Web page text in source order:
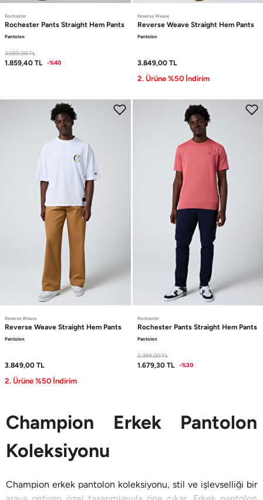
Rochester
Rochester Pants Straight Hem Pants
Pantolon
3.099,00TL
1.859,40 TL -%40
Reverse Weave
Reverse Weave Straight Hem Pants
Pantolon
3.849,00 TL
2. Ürüne %50 İndirim
Reverse Weave
Reverse Weave Straight Hem Pants
Pantolon
3.849,00 TL
2. Ürüne %50 İndirim
Rochester
Rochester Pants Straight Hem Pants
Pantolon
2.399,00TL
1.679,30 TL -%30
Champion Erkek Pantolon
Koleksiyonu
Champion erkek pantolon koleksiyonu, stil ve işlevselliği bir